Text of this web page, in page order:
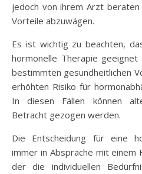
jedoch von ihrem Arzt beraten
Vorteile abzuwägen.
Es ist wichtig zu beachten,
hormonelle Therapie
bestimmten gesundheitlichen
erhöhten Risiko für
In diesen Fällen können
Betracht gezogen werden.
Die Entscheidung für eine
immer in Absprache mit
der die individuellen